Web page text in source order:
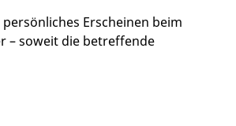
Erscheinen beim
– soweit die betreffende